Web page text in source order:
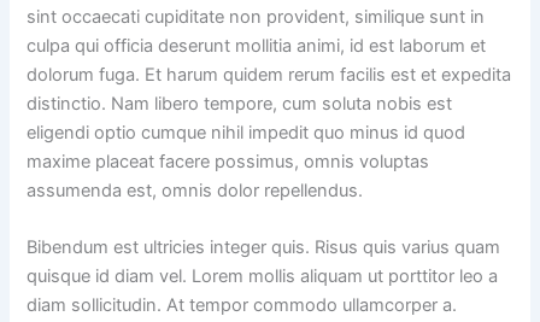
sint occaecati cupiditate non provident, similique sunt in
culpa qui officia deserunt mollitia animi, id est laborum et
dolorum fuga. Et harum quidem rerum facilis est et expedita
distinctio. Nam libero tempore, cum soluta nobis est
eligendi optio cumque nihil impedit quo minus id quod
maxime placeat facere possimus, omnis voluptas
assumenda est, omnis dolor repellendus.
Bibendum est ultricies integer quis. Risus quis varius quam
quisque id diam vel. Lorem mollis aliquam ut porttitor leo a
diam sollicitudin. At tempor commodo ullamcorper a.